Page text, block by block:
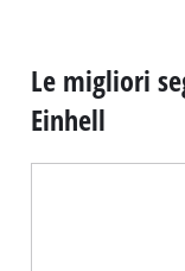
to
the
The
Le migliori
Einhell